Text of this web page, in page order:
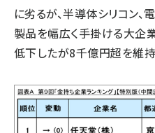
に劣るが、半導体シリコン
製品を幅広く手掛ける大企
低下したが8千億円超を維持